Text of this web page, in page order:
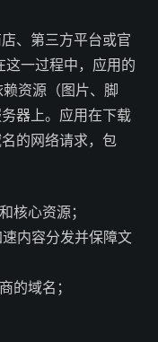
、第三方平台或官
一过程中，应用的
资源（图片、脚
器上。应用在下载
的网络请求，包
核心资源；
内容分发并保障文
的域名；